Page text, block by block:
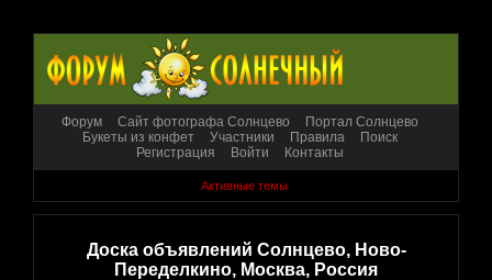
Форум Сайт фотографа Солнцево
Портал Солнцево
Букеты из конфет
Участники Правила
Поиск
Регистрация
Войти Контакты
Активные темы
Доска объявлений Солнцево, Ново-
Переделкино, Москва, Россия